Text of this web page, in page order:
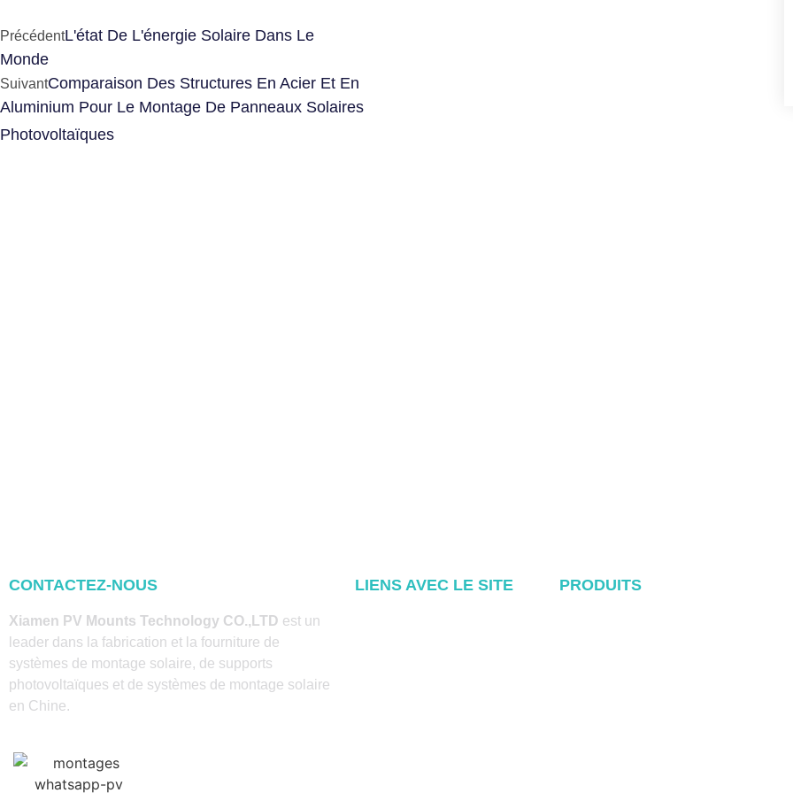
PrécédentL'état De L'énergie Solaire Dans Le
Monde
SuivantComparaison Des Structures En Acier Et En
Aluminium Pour Le Montage De Panneaux Solaires
Photovoltaïques
CONTACTEZ-NOUS
Xiamen PV Mounts Technology CO.,LTD est un
leader dans la fabrication et la fourniture de
systèmes de montage solaire, de supports
photovoltaïques et de systèmes de montage solaire
en Chine.
LIENS AVEC LE SITE PRODUITS